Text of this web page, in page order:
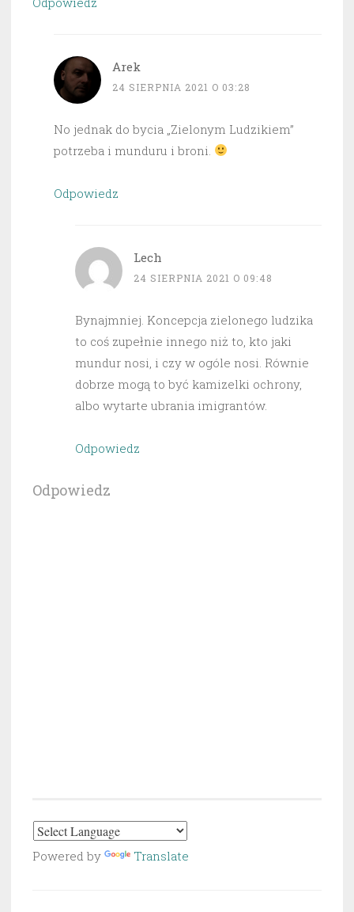
Arek
24 SIERPNIA 2021 O 03:28
No jednak do bycia „Zielonym Ludzikiem”
potrzeba i munduru i broni.
Odpowiedz
Lech
24 SIERPNIA 2021 O 09:48
Bynajmniej. Koncepcja zielonego ludzika
to coś zupełnie innego niż to, kto jaki
mundur nosi, i czy w ogóle nosi. Równie
dobrze mogą to być kamizelki ochrony,
albo wytarte ubrania imigrantów.
Odpowiedz
Odpowiedz
Powered by Translate